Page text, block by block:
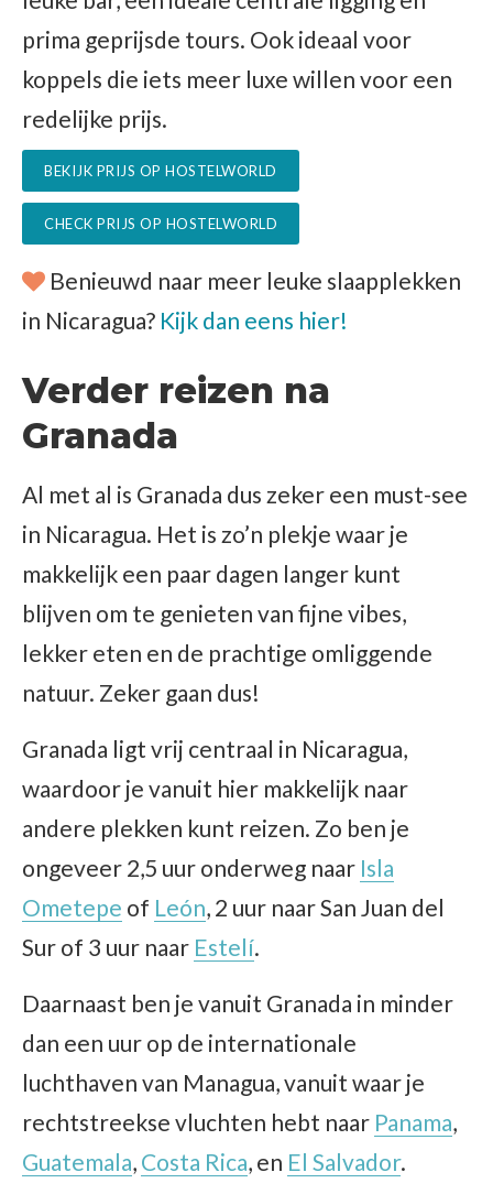
prima geprijsde tours. Ook ideaal voor
koppels die iets meer luxe willen voor een
redelijke prijs.
BEKIJK PRIJS OP HOSTELWORLD
CHECK PRIJS OP HOSTELWORLD
Benieuwd naar meer leuke slaapplekken
in Nicaragua? Kijk dan eens hier!
Verder reizen na
Granada
Al met al is Granada dus zeker een must-see
in Nicaragua. Het is zo’n plekje waar je
makkelijk een paar dagen langer kunt
blijven om te genieten van fijne vibes,
lekker eten en de prachtige omliggende
natuur. Zeker gaan dus!
Granada ligt vrij centraal in Nicaragua,
waardoor je vanuit hier makkelijk naar
andere plekken kunt reizen. Zo ben je
ongeveer 2,5 uur onderweg naar Isla
Ometepe of León, 2 uur naar San Juan del
Sur of 3 uur naar Estelí.
Daarnaast ben je vanuit Granada in minder
dan een uur op de internationale
luchthaven van Managua, vanuit waar je
rechtstreekse vluchten hebt naar Panama,
Guatemala, Costa Rica, en El Salvador.